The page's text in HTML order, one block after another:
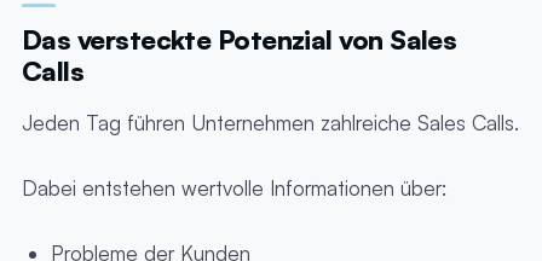
Das versteckte Potenzial von Sales
Calls
Jeden Tag führen Unternehmen zahlreiche Sales Calls.
Dabei entstehen wertvolle Informationen über:
Probleme der Kunden